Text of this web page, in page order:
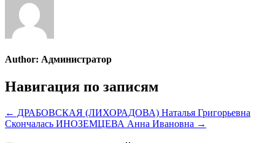
Author: Администратор
Навигация по записям
← ДРАБОВСКАЯ (ЛИХОРАДОВА) Наталья Григорьевна
Скончалась ИНОЗЕМЦЕВА Анна Ивановна →